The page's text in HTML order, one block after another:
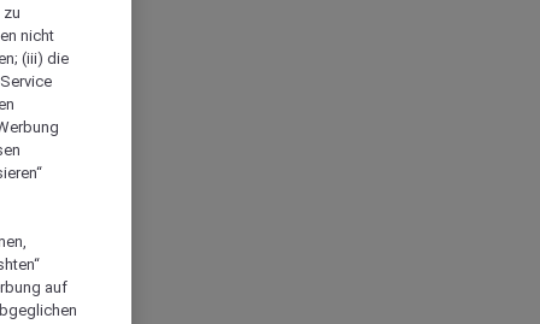
zu
nicht
(iii) die
auf